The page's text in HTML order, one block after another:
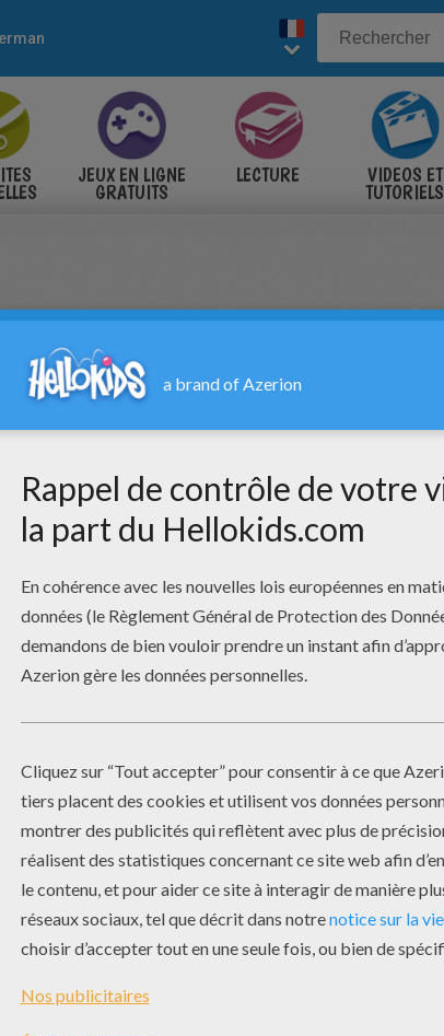
JEUX EN LIGNE
GRATUITS
LECTURE VIDÉOS ET
TUTORIELS
COSTUME